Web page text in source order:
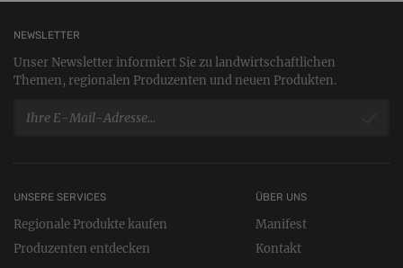
Unser Tun basiert auf ehrlicher Arbeit, Liebe zu unseren
dem Herzen heraus. Wir lieben unsere Berufung – das lässt
jedem Tag motiviert an die Sache gehen.
NEWSLETTER
Unser Newsletter informiert Sie zu landwirtschaftlichen
Themen, regionalen Produzenten und neuen Produkten.
UNSERE SERVICES
Regionale Produkte kaufen
Produzenten entdecken
ÜBER UNS
Manifest
Kontakt